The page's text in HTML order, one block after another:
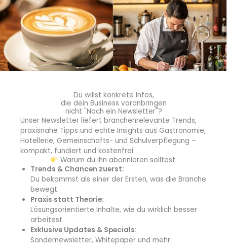
(Quelle: Messe Luzern AG)
Den Berufsnachwuchs ins Rampenlicht gerückt
Die Zagg legte in diesem Jahr den Fokus auf den
Berufsnachwuchs. Dieser wurde auf der Messe aktiv
miteinbezogen. ImRestaurant Dyhrbergbeispielsweise
Restaurationsfachklassen beimBattle of Zagg
Zufriedenheit der Gäste sorgten. „Es ist wunderbar zu
sehen, dass wir so talentierte und begeisterungsfähige
Nachwuchskräfte haben. Sie haben gezeigt, dass wir
positiv in die Zukunft blicken dürfen“, sagt Suzanne
Auch bei den Ausstellern waren die
Fachkräfteein wichtiges Thema. In einem
Du willst konkrete Infos,
die dein Business voranbringen
nicht "Noch ein Newsletter"?
Unser Newsletter liefert branchenrelevante Trends,
praxisnahe Tipps und echte Insights aus Gastronomie,
Hotellerie, Gemeinschafts- und Schulverpflegung –
kompakt, fundiert und kostenfrei.
Warum du ihn abonnieren solltest:
Trends & Chancen zuerst:
Du bekommst als einer der Ersten, was die Branche
bewegt.
Praxis statt Theorie:
Lösungsorientierte Inhalte, wie du wirklich besser
arbeitest.
Exklusive Updates & Specials:
Sondernewsletter, Whitepaper und mehr.